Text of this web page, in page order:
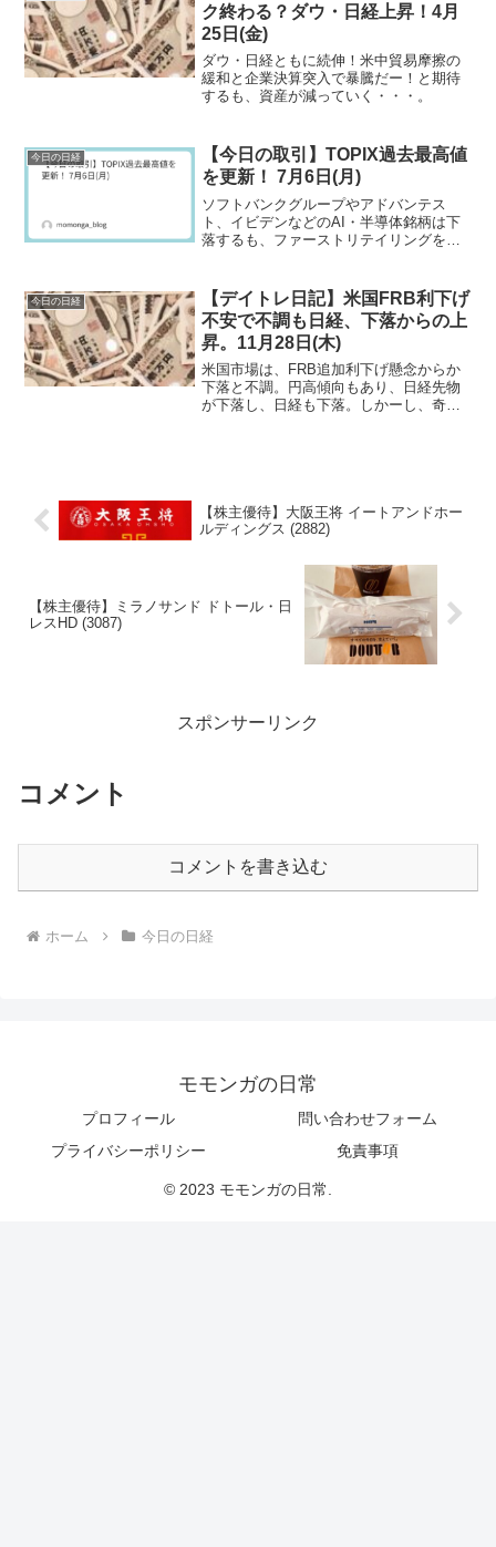
ク終わる？ダウ・日経上昇！4月
25日(金)
ダウ・日経ともに続伸！米中貿易摩擦の
緩和と企業決算突入で暴騰だー！と期待
するも、資産が減っていく・・・。
今日の日経
【今日の取引】TOPIX過去最高値
を更新！ 7月6日(月)
ソフトバンクグループやアドバンテス
ト、イビデンなどのAI・半導体銘柄は下
落するも、ファーストリテイリングを始
今日の日経
【デイトレ日記】米国FRB利下げ
不安で不調も日経、下落からの上
昇。11月28日(木)
米国市場は、FRB追加利下げ懸念からか
下落と不調。円高傾向もあり、日経先物
が下落し、日経も下落。しかーし、奇跡
【株主優待】大阪王将 イートアンドホー
ルディングス (2882)
【株主優待】ミラノサンド ドトール・日
レスHD (3087)
スポンサーリンク
コメント
コメントを書き込む
ホーム 今日の日経
モモンガの日常
プロフィール
問い合わせフォーム
プライバシーポリシー
免責事項
© 2023 モモンガの日常.